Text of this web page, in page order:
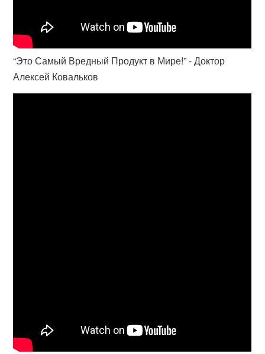
“Это Самый Вредный Продукт в Мире!” - Доктор
Алексей Ковальков